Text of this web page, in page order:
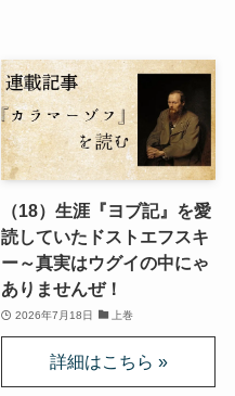
（18）生涯『ヨブ記』を愛
読していたドストエフスキ
ー～真実はウグイの中にゃ
ありませんぜ！
2026年7月18日 上巻